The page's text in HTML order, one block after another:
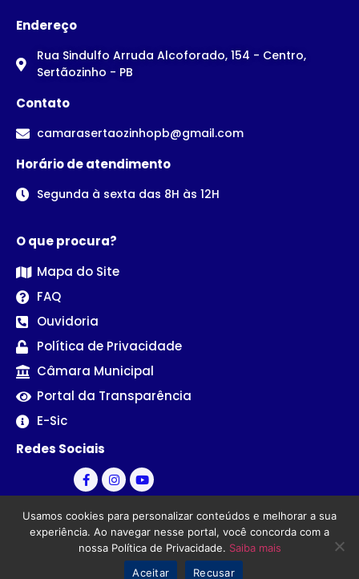
Endereço
Rua Sindulfo Arruda Alcoforado, 154 - Centro,
Sertãozinho - PB
Contato
camarasertaozinhopb@gmail.com
Horário de atendimento
Segunda à sexta das 8H às 12H
O que procura?
Mapa do Site
FAQ
Ouvidoria
Política de Privacidade
Câmara Municipal
Portal da Transparência
E-Sic
Redes Sociais
© Câmara Municipal de Sertãozinho - PB | Desenvolvido por
Usamos cookies para personalizar conteúdos e melhorar a sua
experiência. Ao navegar nesse portal, você concorda com a
nossa Política de Privacidade. Saiba mais
Aceitar
Recusar